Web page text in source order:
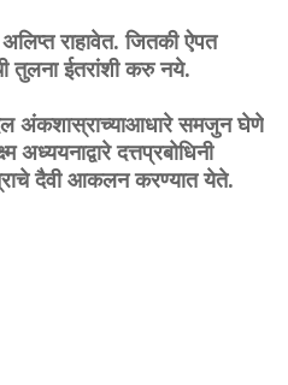
राहावेत. जितकी ऐपत
तुलना ईतरांशी करु नये.
अंकशास्राच्याआधारे समजुन घेणे
दत्तप्रबोधिनी
दैवी आकलन करण्यात येते.